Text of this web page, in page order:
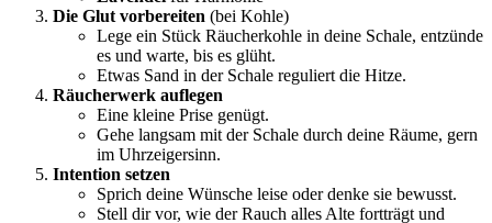
Die Glut vorbereiten (bei Kohle)
Lege ein Stück Räucherkohle in deine Schale, entzünde
es und warte, bis es glüht.
Etwas Sand in der Schale reguliert die Hitze.
Räucherwerk auflegen
Eine kleine Prise genügt.
Gehe langsam mit der Schale durch deine Räume, gern
im Uhrzeigersinn.
Intention setzen
Sprich deine Wünsche leise oder denke sie bewusst.
Stell dir vor, wie der Rauch alles Alte fortträgt und